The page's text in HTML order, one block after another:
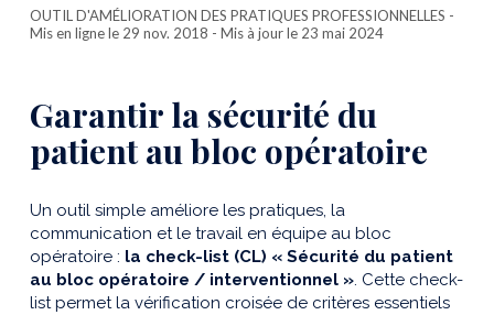
OUTIL D'AMÉLIORATION DES PRATIQUES PROFESSIONNELLES -
Mis en ligne le 29 nov. 2018 - Mis à jour le 23 mai 2024
Garantir la sécurité du
patient au bloc opératoire
Un outil simple améliore les pratiques, la
communication et le travail en équipe au bloc
opératoire : la check-list (CL) « Sécurité du patient
au bloc opératoire / interventionnel ». Cette check-
list permet la vérification croisée de critères essentiels